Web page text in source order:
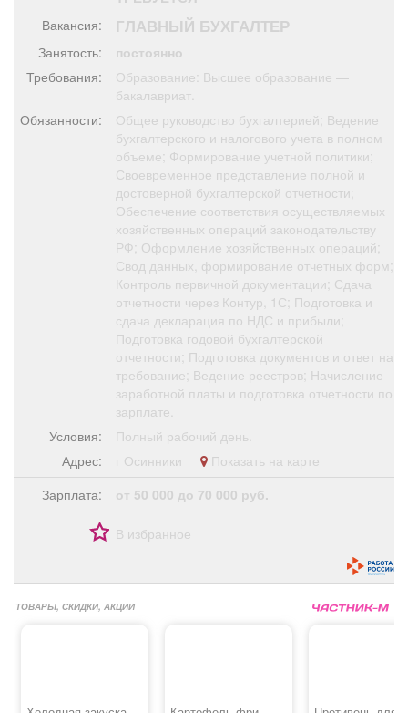
Я - пенсионер
Вакансия: ГЛАВНЫЙ БУХГАЛТЕР
Занятость:
постоянно
Требования:
Образование: Высшее образование —
бакалавриат.
Обязанности:
Общее руководство бухгалтерией; Ведение
бухгалтерского и налогового учета в полном
объеме; Формирование учетной политики;
Своевременное представление полной и
достоверной бухгалтерской отчетности;
Обеспечение соответствия осуществляемых
хозяйственных операций законодательству
РФ; Оформление хозяйственных операций;
Свод данных, формирование отчетных форм;
Контроль первичной документации; Сдача
отчетности через Контур, 1С; Подготовка и
сдача декларация по НДС и прибыли;
Подготовка годовой бухгалтерской
отчетности; Подготовка документов и ответ на
требование; Ведение реестров; Начисление
заработной платы и подготовка отчетности по
зарплате.
Условия:
Полный рабочий день.
Адрес:
г Осинники
Показать на карте
Зарплата:
от 50 000 до 70 000 руб.
В избранное
ТОВАРЫ, СКИДКИ, АКЦИИ